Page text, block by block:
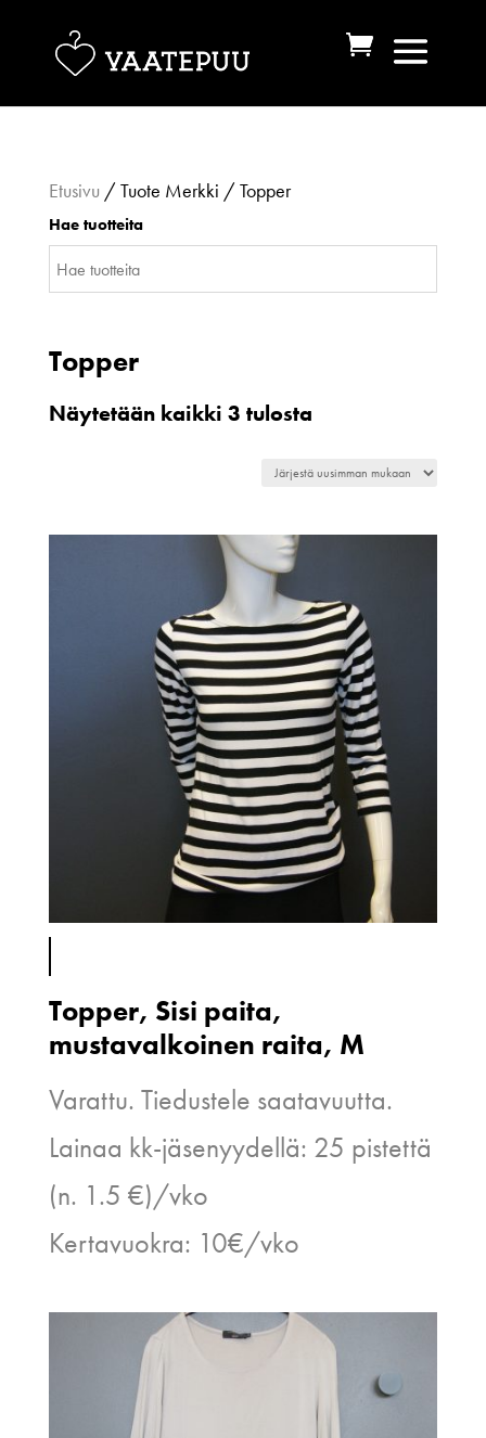
Etusivu / Tuote Merkki / Topper
Hae tuotteita
Topper
Näytetään kaikki 3 tulostaSorted
Topper, Sisi paita,
mustavalkoinen raita, M
Varattu. Tiedustele saatavuutta.
Lainaa kk-jäsenyydellä: 25 pistettä
(n. 1.5 €)/vko
Kertavuokra: 10€/vko